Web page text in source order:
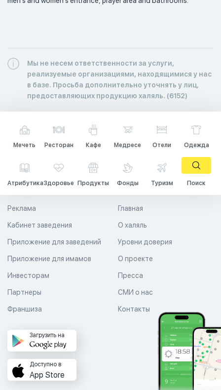
Мы не несем ответственности за услуги,
реализуемые организациями, находящимися у нас
в базе. Просьба дополнительно уточнять у лиц,
предоставляющих продукцию халяль. (6152)
Мечеть Ресторан Кафе Медресе Отели Одежда
АтрибутикаЗдоровье Продукты Фонды Туризм Поиск
Главная
О халяль
Уровни доверия
Реклама
Кабинет заведения
Приложение для заведений
Приложение для имамов О проекте
Пресса
СМИ о нас
Контакты
Инвесторам
Партнеры
Франшиза
Загрузить на
Доступно в
App Store